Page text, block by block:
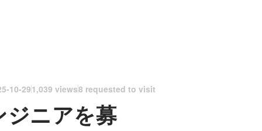
10-291,039 views8 requested to visit
ニアを募